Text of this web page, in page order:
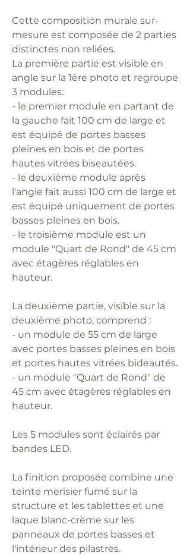
Cette composition murale sur-
mesure est composée de 2 parties
distinctes non reliées.
La première partie est visible en
angle sur la 1ère photo et regroupe
3 modules:
- le premier module en partant de
la gauche fait 100 cm de large et
est équipé de portes basses
pleines en bois et de portes
hautes vitrées biseautées.
- le deuxième module après
l'angle fait aussi 100 cm de large et
est équipé uniquement de portes
basses pleines en bois.
- le troisième module est un
module "Quart de Rond" de 45 cm
avec étagères réglables en
hauteur.
La deuxième partie, visible sur la
deuxième photo, comprend :
- un module de 55 cm de large
avec portes basses pleines en bois
et portes hautes vitrées bideautés.
- un module "Quart de Rond" de
45 cm avec étagères réglables en
hauteur.
Les 5 modules sont éclairés par
bandes LED.
La finition proposée combine une
teinte merisier fumé sur la
structure et les tablettes et une
laque blanc-crème sur les
panneaux de portes basses et
l'intérieur des pilastres.